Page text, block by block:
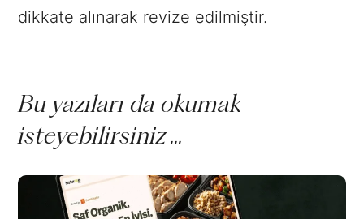
dikkate alınarak revize edilmiştir.
Bu yazıları da okumak
isteyebilirsiniz ...